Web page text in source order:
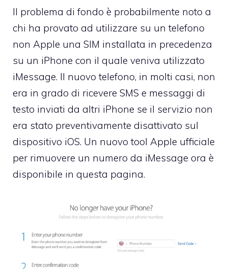
Il problema di fondo è probabilmente noto a
chi ha provato ad utilizzare su un telefono
non Apple una SIM installata in precedenza
su un iPhone con il quale veniva utilizzato
iMessage. Il nuovo telefono, in molti casi, non
era in grado di ricevere SMS e messaggi di
testo inviati da altri iPhone se il servizio non
era stato preventivamente disattivato sul
dispositivo iOS. Un nuovo tool Apple ufficiale
per rimuovere un numero da iMessage ora è
disponibile in questa pagina.